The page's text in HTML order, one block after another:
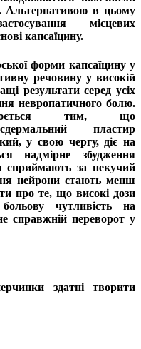
Альтернативою в цьому
місцевих
капсаїцину.
форми капсаїцину у
речовину у високій
результати серед усіх
невропатичного болю.
тим, що
пластир
у свою чергу, діє на
надмірне збудження
сприймають за пекучий
нейрони стають менш
про те, що високі дози
чутливість на
переворот у
здатні творити